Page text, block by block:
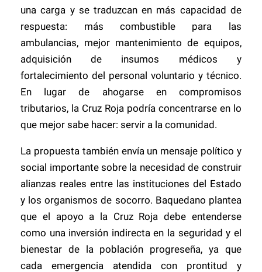
una carga y se traduzcan en más capacidad de
respuesta: más combustible para las
ambulancias, mejor mantenimiento de equipos,
adquisición de insumos médicos y
fortalecimiento del personal voluntario y técnico.
En lugar de ahogarse en compromisos
tributarios, la Cruz Roja podría concentrarse en lo
que mejor sabe hacer: servir a la comunidad.
La propuesta también envía un mensaje político y
social importante sobre la necesidad de construir
alianzas reales entre las instituciones del Estado
y los organismos de socorro. Baquedano plantea
que el apoyo a la Cruz Roja debe entenderse
como una inversión indirecta en la seguridad y el
bienestar de la población progreseña, ya que
cada emergencia atendida con prontitud y